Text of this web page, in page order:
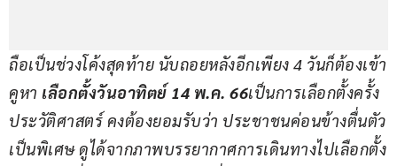
ถือเป็นช่วงโค้งสุดท้าย นับถอยหลังอีกเพียง 4 วันก็ต้องเข้า
คูหา เลือกตั้งวันอาทิตย์ 14 พ.ค. 66เป็นการเลือกตั้งครั้ง
ประวัติศาสตร์ คงต้องยอมรับว่า ประชาชนค่อนข้างตื่นตัว
เป็นพิเศษ ดูได้จากภาพบรรยากาศการเดินทางไปเลือกตั้ง